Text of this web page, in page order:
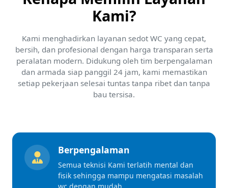
Kami?
Kami menghadirkan layanan sedot WC yang cepat,
bersih, dan profesional dengan harga transparan serta
peralatan modern. Didukung oleh tim berpengalaman
dan armada siap panggil 24 jam, kami memastikan
setiap pekerjaan selesai tuntas tanpa ribet dan tanpa
bau tersisa.
Berpengalaman
Semua teknisi Kami terlatih mental dan
fisik sehingga mampu mengatasi masalah